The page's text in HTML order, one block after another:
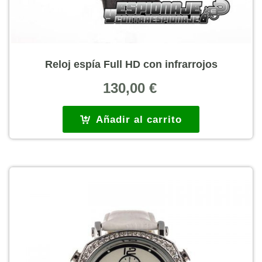
Reloj espía Full HD con infrarrojos
130,00 €
Añadir al carrito